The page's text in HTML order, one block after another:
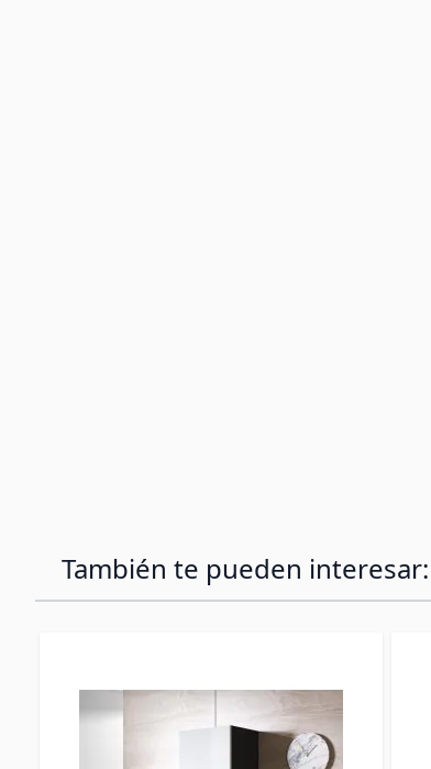
También te pueden interesar: